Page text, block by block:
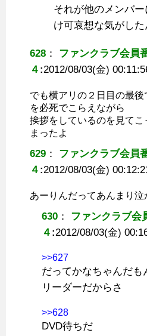
それが他のメンバ
け可哀想な気がした
628 ： ファンクラブ会員
４ :2012/08/03(金)
でも横アリの２日目の最
を必死でこらえながら
挨拶をしているのを見てこ
まったよ
629 ： ファンクラブ会員
４ :2012/08/03(金)
あーりんだってあんまり泣
630 ： ファンクラブ会
４ :2012/08/03(金)
>>627
だってかなちゃんだも
リーダーだからさ
>>628
DVD待ちだ